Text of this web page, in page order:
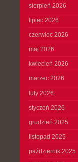
sierpień 2026
lipiec 2026
czerwiec 2026
maj 2026
kwiecień 2026
marzec 2026
luty 2026
styczeń 2026
grudzień 2025
listopad 2025
październik 2025